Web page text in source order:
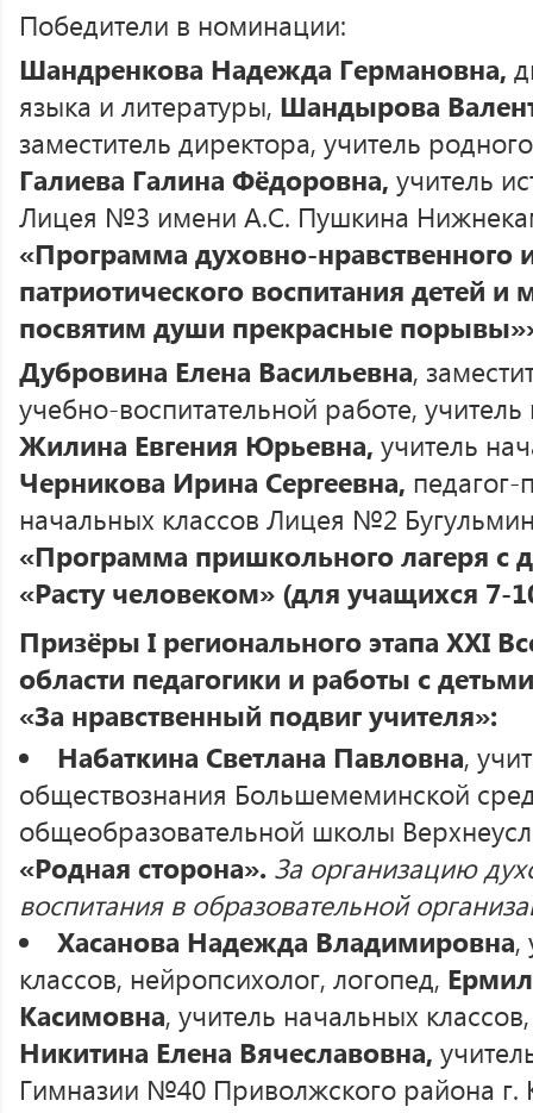
Победители в номинации:
Шандренкова Надежда Германовна,
языка и литературы, Шандырова
заместитель директора, учитель
Галиева Галина Фёдоровна, учитель
Лицея №3 имени А.С. Пушкина
«Программа духовно-нравственного
патриотического воспитания детей
посвятим души прекрасные порывы»
Дубровина Елена Васильевна,
учебно-воспитательной работе,
Жилина Евгения Юрьевна, учитель
Черникова Ирина Сергеевна, педагог-
начальных классов Лицея №2
«Программа пришкольного лагеря
«Расту человеком» (для учащихся 7-
Призёры I регионального этапа XXI
области педагогики и работы с
«За нравственный подвиг учителя»:
Набаткина Светлана Павловна,
обществознания Большемеминской
общеобразовательной школы
«Родная сторона». За организацию
воспитания в образовательной
Хасанова Надежда Владимировна,
классов, нейропсихолог, логопед,
Касимовна, учитель начальных
Никитина Елена Вячеславовна,
Гимназии №40 Приволжского района г.